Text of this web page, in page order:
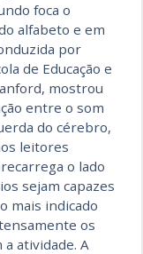
foca o
alfabeto e em
por
de Educação e
mostrou
entre o som
do cérebro,
leitores
o lado
sejam capazes
mais indicado
os
atividade. A